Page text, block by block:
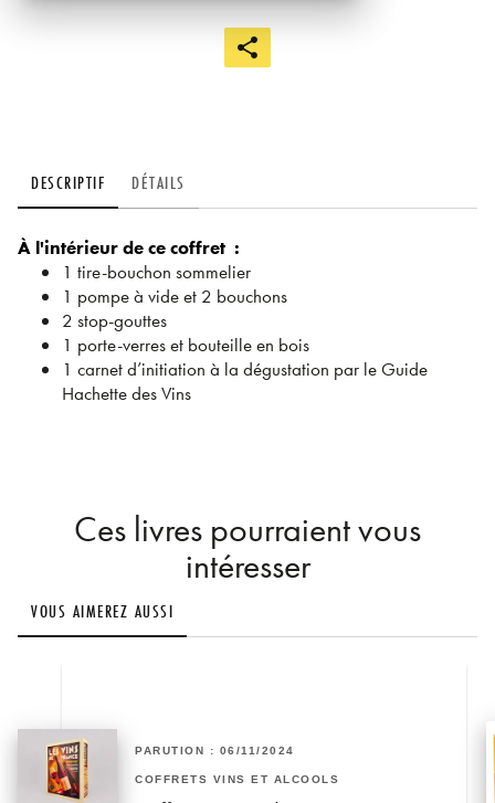
DESCRIPTIF DÉTAILS
À l'intérieur de ce coffret :
1 tire-bouchon sommelier
1 pompe à vide et 2 bouchons
2 stop-gouttes
1 porte-verres et bouteille en bois
1 carnet d’initiation à la dégustation par le Guide
Hachette des Vins
Ces livres pourraient vous
intéresser
VOUS AIMEREZ AUSSI
PARUTION : 06/11/2024
COFFRETS VINS ET ALCOOLS